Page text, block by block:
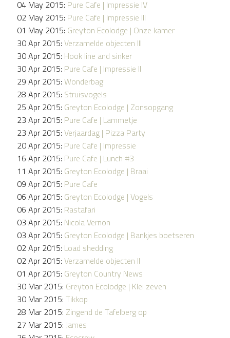
04 May 2015: Pure Cafe | Impressie IV
02 May 2015: Pure Cafe | Impressie III
01 May 2015: Greyton Ecolodge | Onze kamer
30 Apr 2015: Verzamelde objecten III
30 Apr 2015: Hook line and sinker
30 Apr 2015: Pure Cafe | Impressie II
29 Apr 2015: Wonderbag
28 Apr 2015: Struisvogels
25 Apr 2015: Greyton Ecolodge | Zonsopgang
23 Apr 2015: Pure Cafe | Lammetje
23 Apr 2015: Verjaardag | Pizza Party
20 Apr 2015: Pure Cafe | Impressie
16 Apr 2015: Pure Cafe | Lunch #3
11 Apr 2015: Greyton Ecolodge | Braai
09 Apr 2015: Pure Cafe
06 Apr 2015: Greyton Ecolodge | Vogels
06 Apr 2015: Rastafari
03 Apr 2015: Nicola Vernon
03 Apr 2015: Greyton Ecolodge | Bankjes boetseren
02 Apr 2015: Load shedding
02 Apr 2015: Verzamelde objecten II
01 Apr 2015: Greyton Country News
30 Mar 2015: Greyton Ecolodge | Klei zeven
30 Mar 2015: Tikkop
28 Mar 2015: Zingend de Tafelberg op
27 Mar 2015: James